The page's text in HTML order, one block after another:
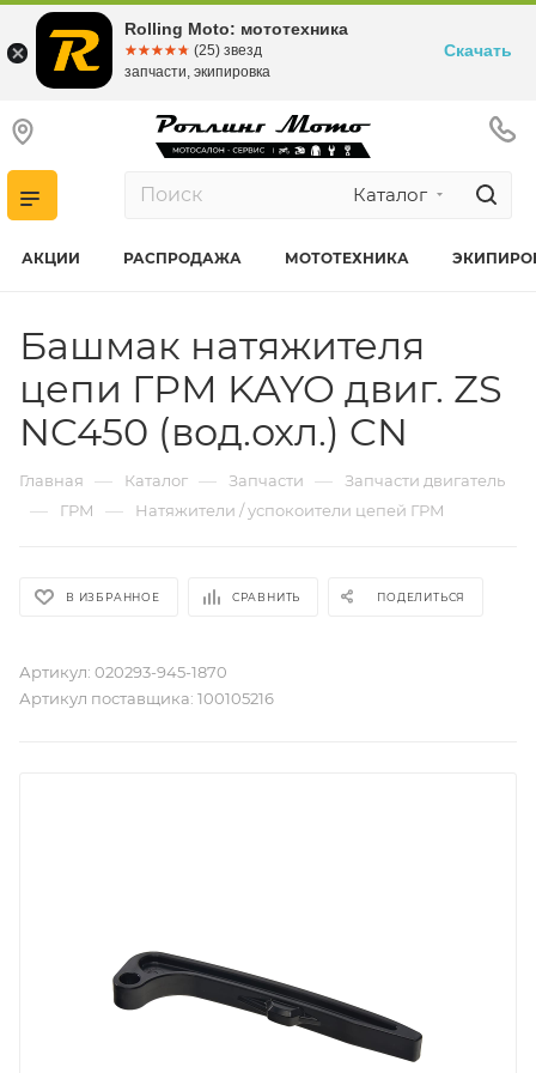
Каталог
АКЦИИ РАСПРОДАЖА МОТОТЕХНИКА
Башмак натяжителя
цепи ГРМ KAYO двиг. ZS
NC450 (вод.охл.) CN
Главная — Каталог — Запчасти — Запчасти двигатель
— ГРМ — Натяжители / успокоители цепей ГРМ
В ИЗБРАННОЕ СРАВНИТЬ ПОДЕЛИТЬСЯ
Артикул: 020293-945-1870
Артикул поставщика: 100105216
Rolling Moto: мототехника
☆☆☆☆☆
★★★★★ (25) звезд
запчасти, экипировка
Скачать